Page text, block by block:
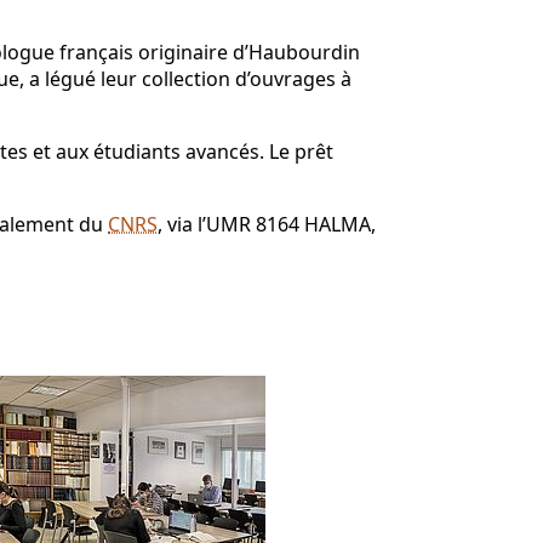
français originaire d’Haubourdin
a légué leur collection d’ouvrages à
et aux étudiants avancés. Le prêt
du CNRS, via l’UMR 8164 HALMA,